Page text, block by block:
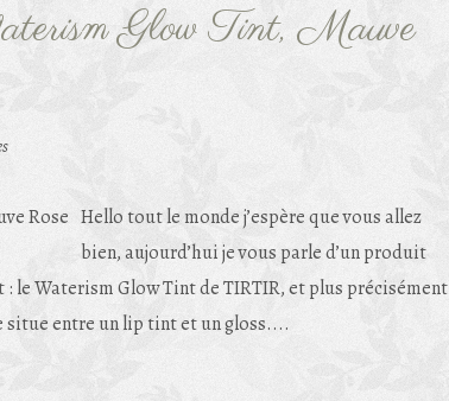
Glow Tint, Mauve
Hello tout le monde j’espère que vous allez
bien, aujourd’hui je vous parle d’un produit
: le Waterism Glow Tint de TIRTIR, et plus précisément
situe entre un lip tint et un gloss....